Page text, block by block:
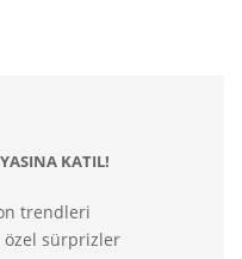
KATIL!
trendleri
özel sürprizler